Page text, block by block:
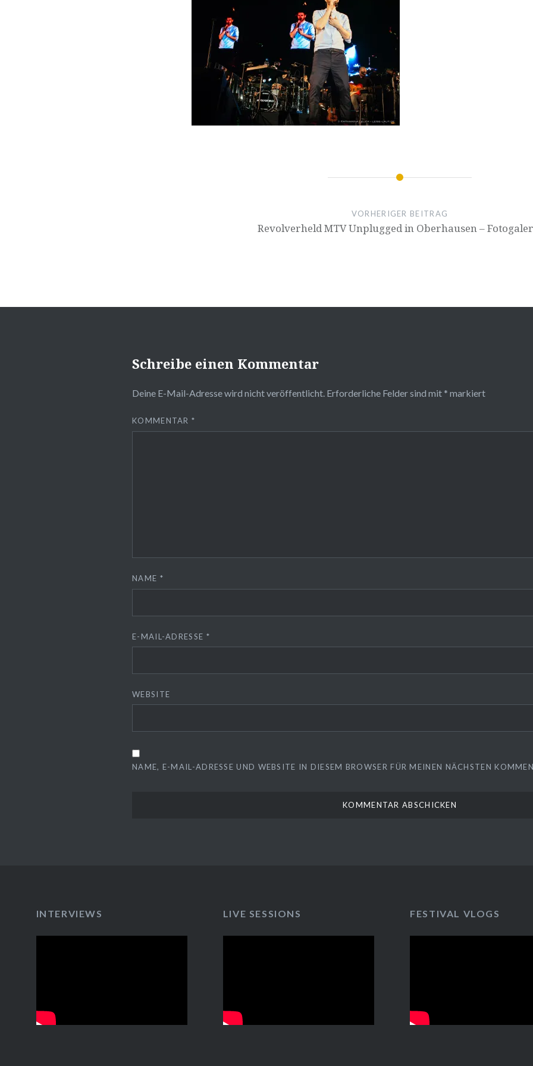
VORHERIGER BEITRAG
Revolverheld MTV Unplugged in Oberhausen –
Schreibe einen Kommentar
Deine E-Mail-Adresse wird nicht veröffentlicht. Erforderliche Felder sind mit * markiert
KOMMENTAR*
NAME *
E-MAIL-ADRESSE *
WEBSITE
NAME, E-MAIL-ADRESSE UND WEBSITE IN DIESEM BROWSER FÜR MEINEN NÄCHSTEN
INTERVIEWS LIVE SESSIONS FESTIVAL VLOGS